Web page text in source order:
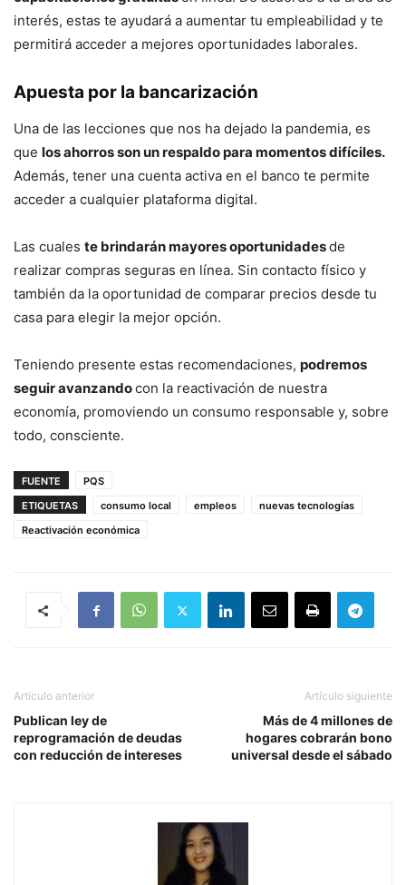
interés, estas te ayudará a aumentar tu empleabilidad y te
permitirá acceder a mejores oportunidades laborales.
Apuesta por la bancarización
Una de las lecciones que nos ha dejado la pandemia, es
que los ahorros son un respaldo para momentos difíciles.
Además, tener una cuenta activa en el banco te permite
acceder a cualquier plataforma digital.
Las cuales te brindarán mayores oportunidadesde
realizar compras seguras en línea. Sin contacto físico y
también da la oportunidad de comparar precios desde tu
casa para elegir la mejor opción.
Teniendo presente estas recomendaciones, podremos
seguir avanzandocon la reactivación de nuestra
economía, promoviendo un consumo responsable y, sobre
todo, consciente.
FUENTE
PQS
ETIQUETAS
consumo local empleos
nuevas tecnologías
Reactivación económica
Artículo anterior
Publican ley de
reprogramación de deudas
con reducción de intereses
Artículo siguiente
Más de 4 millones de
hogares cobrarán bono
universal desde el sábado